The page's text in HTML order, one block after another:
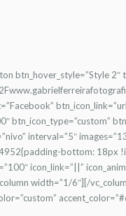
btn_hover_style=”Style 2″
btn_icon_type=”custom”
interval=”5″
bottom: 18px
icon_link=”||”
width=”1/6″][/